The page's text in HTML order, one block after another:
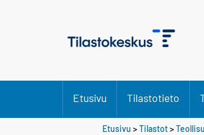
Etusivu Tilastotieto
Etusivu >Tilastot>